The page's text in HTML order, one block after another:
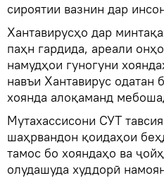
сироятии вазнин дар
Хантавирусҳо дар
паҳн гардида, ареали
намудҳои гуногуни
навъи Хантавирус одатан
хоянда алоқаманд
Мутахассисони СУТ
шаҳрвандон қоидаҳои
тамос бо хояндаҳо ва
олудашуда худдорӣ